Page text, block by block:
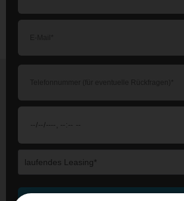
Die mit einem * markierten Felder sind Pflichtfelder.